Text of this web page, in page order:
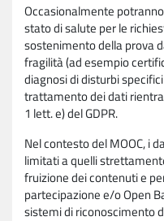
Occasionalmente
stato di salute per le
sostenimento della prova
fragilità (ad esempio
diagnosi di disturbi
trattamento dei dati
1 lett. e) del GDPR.
Nel contesto del MOOC, i
limitati a quelli
fruizione dei contenuti e
partecipazione e/o Open
sistemi di riconoscimento